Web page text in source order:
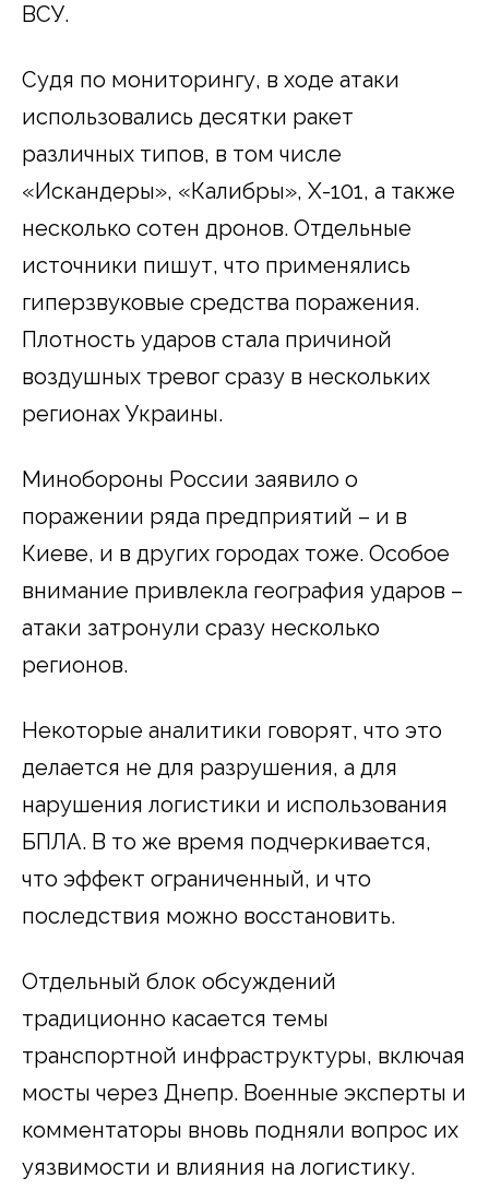
ВСУ.
Судя по мониторингу, в ходе атаки
использовались десятки ракет
различных типов, в том числе
«Искандеры», «Калибры», Х-101, а также
несколько сотен дронов. Отдельные
источники пишут, что применялись
гиперзвуковые средства поражения.
Плотность ударов стала причиной
воздушных тревог сразу в нескольких
регионах Украины.
Минобороны России заявило о
поражении ряда предприятий – и в
Киеве, и в других городах тоже. Особое
внимание привлекла география ударов –
атаки затронули сразу несколько
регионов.
Некоторые аналитики говорят, что это
делается не для разрушения, а для
нарушения логистики и использования
БПЛА. В то же время подчеркивается,
что эффект ограниченный, и что
последствия можно восстановить.
Отдельный блок обсуждений
традиционно касается темы
транспортной инфраструктуры, включая
мосты через Днепр. Военные эксперты и
комментаторы вновь подняли вопрос их
уязвимости и влияния на логистику.